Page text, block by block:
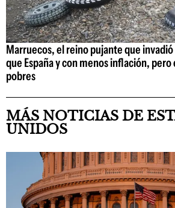
Marruecos, el reino pujante que
que España y con menos inflación, pero
pobres
MÁS NOTICIAS DE
UNIDOS